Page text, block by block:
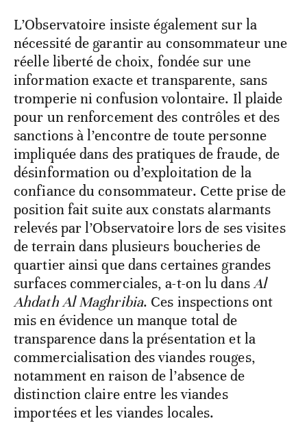
L’Observatoire insiste également sur la
nécessité de garantir au consommateur une
réelle liberté de choix, fondée sur une
information exacte et transparente, sans
tromperie ni confusion volontaire. Il plaide
pour un renforcement des contrôles et des
sanctions à l’encontre de toute personne
impliquée dans des pratiques de fraude, de
désinformation ou d’exploitation de la
confiance du consommateur. Cette prise de
position fait suite aux constats alarmants
relevés par l’Observatoire lors de ses visites
de terrain dans plusieurs boucheries de
quartier ainsi que dans certaines grandes
surfaces commerciales, a-t-on lu dansAl
Ahdath Al Maghribia. Ces inspections ont
mis en évidence un manque total de
transparence dans la présentation et la
commercialisation des viandes rouges,
notamment en raison de l’absence de
distinction claire entre les viandes
importées et les viandes locales.